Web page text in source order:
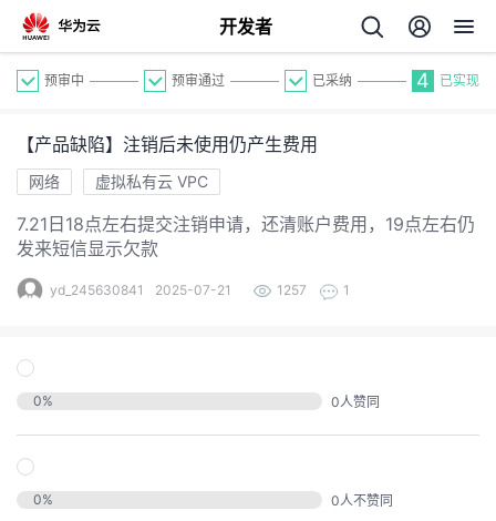
开发者
的
开
发
预审中 预审通过 已采纳 4 已实现
【产品缺陷】注销后未使用仍产生费用
网络 虚拟私有云 VPC
7.21日18点左右提交注销申请，还清账户费用，19点左右仍
发来短信显示欠款
yd_245630841 2025-07-21 1257 1
0% 0人赞同
0% 0人不赞同